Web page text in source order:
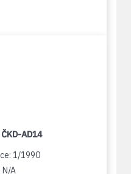
AD14
1/1990
N/A